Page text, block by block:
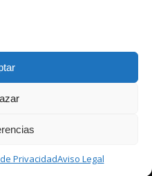
PrivacidadAviso Legal
Theme by Kriesi